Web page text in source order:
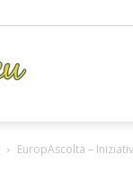
EuropAscolta –